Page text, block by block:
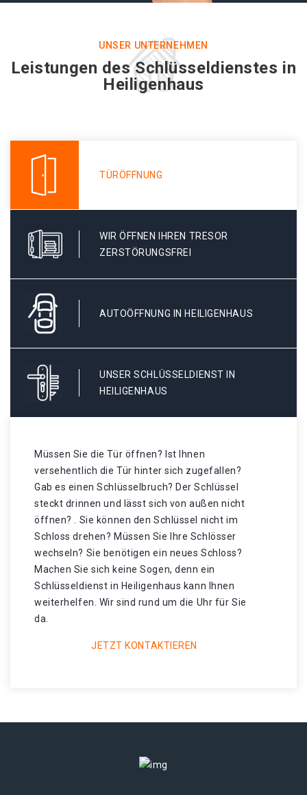
UNSER UNTERNEHMEN
Leistungen des Schlüsseldienstes in
Heiligenhaus
TÜRÖFFNUNG
WIR ÖFFNEN IHREN TRESOR
ZERSTÖRUNGSFREI
AUTOÖFFNUNG IN HEILIGENHAUS
UNSER SCHLÜSSELDIENST IN
HEILIGENHAUS
Müssen Sie die Tür öffnen? Ist Ihnen
versehentlich die Tür hinter sich zugefallen?
Gab es einen Schlüsselbruch? Der Schlüssel
steckt drinnen und lässt sich von außen nicht
öffnen? . Sie können den Schlüssel nicht im
Schloss drehen? Müssen Sie Ihre Schlösser
wechseln? Sie benötigen ein neues Schloss?
Machen Sie sich keine Sogen, denn ein
Schlüsseldienst in Heiligenhaus kann Ihnen
weiterhelfen. Wir sind rund um die Uhr für Sie
da.
JETZT KONTAKTIEREN